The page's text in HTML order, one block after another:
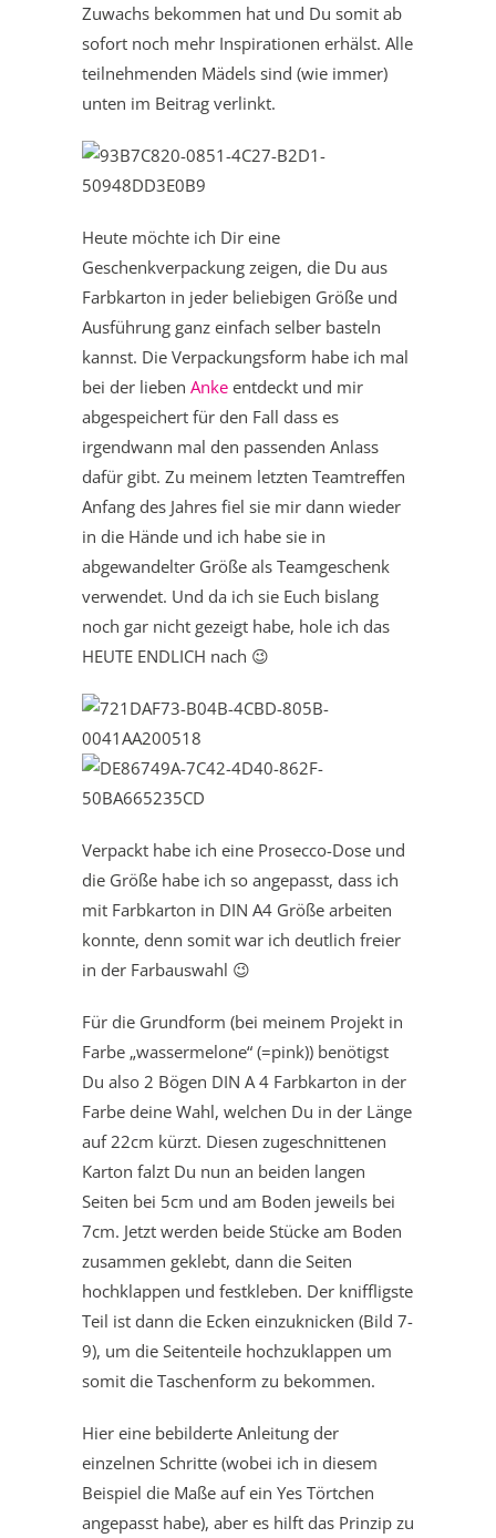
Zuwachs bekommen hat und Du somit ab
sofort noch mehr Inspirationen erhälst. Alle
teilnehmenden Mädels sind (wie immer)
unten im Beitrag verlinkt.
Heute möchte ich Dir eine
Geschenkverpackung zeigen, die Du aus
Farbkarton in jeder beliebigen Größe und
Ausführung ganz einfach selber basteln
kannst. Die Verpackungsform habe ich mal
bei der lieben Anke entdeckt und mir
abgespeichert für den Fall dass es
irgendwann mal den passenden Anlass
dafür gibt. Zu meinem letzten Teamtreffen
Anfang des Jahres fiel sie mir dann wieder
in die Hände und ich habe sie in
abgewandelter Größe als Teamgeschenk
verwendet. Und da ich sie Euch bislang
noch gar nicht gezeigt habe, hole ich das
HEUTE ENDLICH nach 😉
Verpackt habe ich eine Prosecco-Dose und
die Größe habe ich so angepasst, dass ich
mit Farbkarton in DIN A4 Größe arbeiten
konnte, denn somit war ich deutlich freier
in der Farbauswahl 😉
Für die Grundform (bei meinem Projekt in
Farbe „wassermelone“ (=pink)) benötigst
Du also 2 Bögen DIN A 4 Farbkarton in der
Farbe deine Wahl, welchen Du in der Länge
auf 22cm kürzt. Diesen zugeschnittenen
Karton falzt Du nun an beiden langen
Seiten bei 5cm und am Boden jeweils bei
7cm. Jetzt werden beide Stücke am Boden
zusammen geklebt, dann die Seiten
hochklappen und festkleben. Der kniffligste
Teil ist dann die Ecken einzuknicken (Bild 7-
9), um die Seitenteile hochzuklappen um
somit die Taschenform zu bekommen.
Hier eine bebilderte Anleitung der
einzelnen Schritte (wobei ich in diesem
Beispiel die Maße auf ein Yes Törtchen
angepasst habe), aber es hilft das Prinzip zu